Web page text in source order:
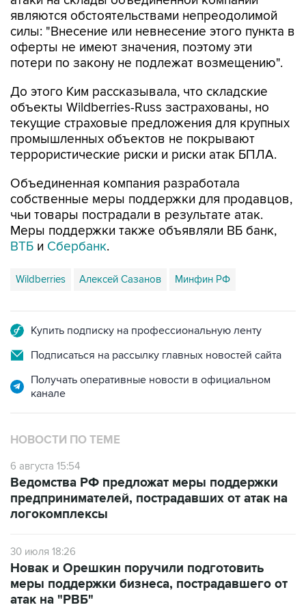
силы: "Внесение или невнесение этого пункта в
оферты не имеют значения, поэтому эти
потери по закону не подлежат возмещению".
До этого Ким рассказывала, что складские
текущие страховые предложения для крупных
промышленных объектов не покрывают
террористические риски и риски атак БПЛА.
Объединенная компания разработала
чьи товары пострадали в результате атак.
Меры поддержки также объявляли ВБ банк,
ВТБ иСбербанк.
Wildberries Алексей Сазанов
Подписаться на рассылку главных новостей сайта
Получать оперативные новости в официальном
НОВОСТИ ПО ТЕМЕ
6 августа 15:54
предпринимателей, пострадавших от атак на
логокомплексы
меры поддержки бизнеса, пострадавшего от
атак на "РВБ"